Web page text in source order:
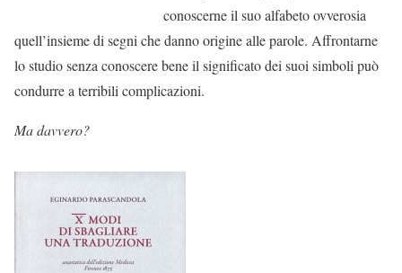
conoscerne il suo alfabeto ovverosia
quell’insieme di segni che danno origine alle parole. Affrontarne
lo studio senza conoscere bene il significato dei suoi simboli può
condurre a terribili complicazioni.
Ma davvero?